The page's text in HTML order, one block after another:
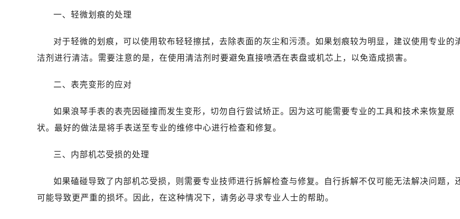
一、轻微划痕的处理
对于轻微的划痕，可以使用软布轻轻擦拭，去除表面的灰尘和污渍。如果划痕较为明显，建议使用专业的
洁剂进行清洁。需要注意的是，在使用清洁剂时要避免直接喷洒在表盘或机芯上，以免造成损害。
二、表壳变形的应对
如果浪琴手表的表壳因碰撞而发生变形，切勿自行尝试矫正。因为这可能需要专业的工具和技术来恢复原
状。最好的做法是将手表送至专业的维修中心进行检查和修复。
三、内部机芯受损的处理
如果磕碰导致了内部机芯受损，则需要专业技师进行拆解检查与修复。自行拆解不仅可能无法解决问题，
可能导致更严重的损坏。因此，在这种情况下，请务必寻求专业人士的帮助。